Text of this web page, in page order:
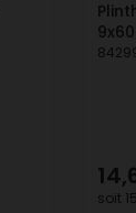
soit